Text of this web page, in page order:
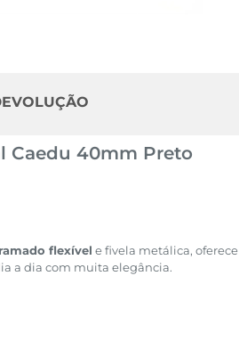
Caedu 40mm Preto
flexível e fivela metálica, oferece
a dia com muita elegância.